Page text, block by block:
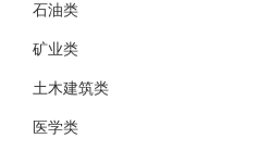
石油类
矿业类
土木建筑类
医学类